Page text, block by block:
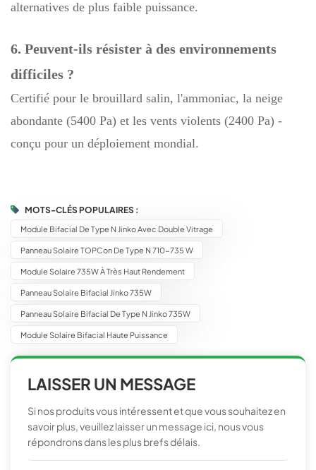
alternatives de plus faible puissance.
6. Peuvent-ils résister à des environnements
difficiles ?
Certifié pour le brouillard salin, l'ammoniac, la neige
abondante (5400 Pa) et les vents violents (2400 Pa) -
conçu pour un déploiement mondial.
MOTS-CLÉS POPULAIRES :
Module Bifacial De Type N Jinko Avec Double Vitrage
Panneau Solaire TOPCon De Type N 710-735 W
Module Solaire 735W À Très Haut Rendement
Panneau Solaire Bifacial Jinko 735W
Panneau Solaire Bifacial De Type N Jinko 735W
Module Solaire Bifacial Haute Puissance
LAISSER UN MESSAGE
Si nos produits vous intéressent et que vous souhaitez en
savoir plus, veuillez laisser un message ici, nous vous
répondrons dans les plus brefs délais.